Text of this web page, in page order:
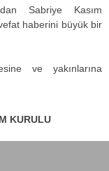
Sabriye Kasım
haberini büyük bir
ve yakınlarına
KURULU